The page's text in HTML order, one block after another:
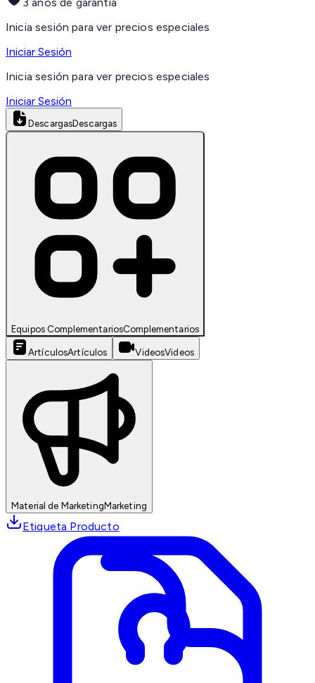
Inicia sesión para ver precios especiales
Iniciar Sesión
Inicia sesión para ver precios especiales
Iniciar Sesión
DescargasDescargas
Equipos ComplementariosComplementarios
ArtículosArtículos VideosVideos
Material de MarketingMarketing
Etiqueta Producto